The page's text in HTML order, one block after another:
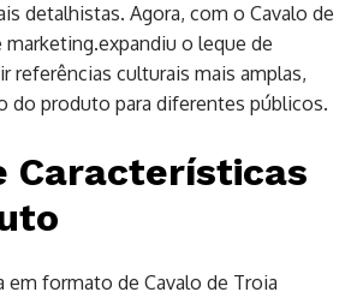
detalhistas. Agora, com o Cavalo de
marketing.expandiu o leque de
referências culturais mais amplas,
do produto para diferentes públicos.
Características
em formato de Cavalo de Troia